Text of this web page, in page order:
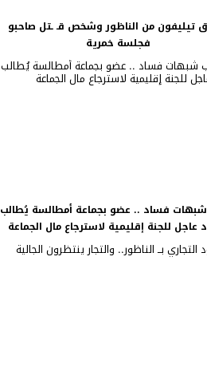
تيليفون من الناظور وشخص قـ ـتل صاحبو
فجلسة خمرية
فساد .. عضو بجماعة أمطالسة يُطالب
عاجل للجنة إقليمية لاسترجاع مال الجماعة